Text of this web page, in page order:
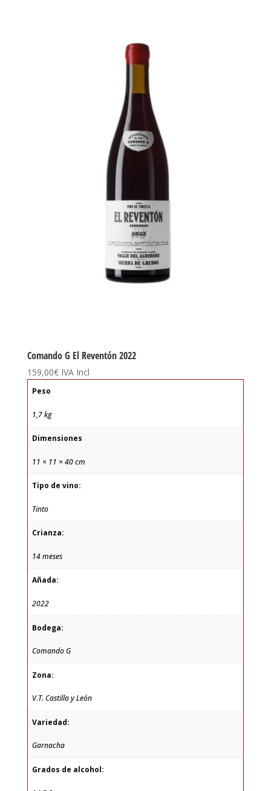
Comando G El Reventón 2022
159,00€ IVA Incl
Peso
1,7 kg
Dimensiones
11 × 11 × 40 cm
Tipo de vino:
Tinto
Crianza:
14 meses
Añada:
2022
Bodega:
Comando G
Zona:
V.T. Castilla y León
Variedad:
Garnacha
Grados de alcohol: